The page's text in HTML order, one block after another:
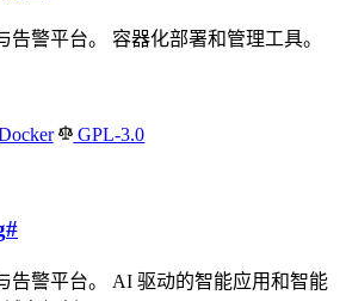
告警平台。 容器化部署和管理工具。
GPL-3.0
#
告警平台。 AI 驱动的智能应用和智能